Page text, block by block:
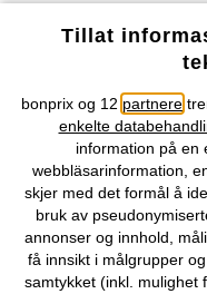
Våre betalingsalternativer
Vårt tilbud
Selskapet
Topkategorier / Sesongvarer
Tillat
bonprix og 12 partnere
enkelte
information på en
webbläsarinformation,
skjer med det formål å
bruk av
annonser og innhold,
få innsikt i målgrupper
samtykket (inkl. mulighet